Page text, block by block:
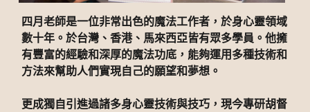
四月老師是一位非常出色的魔法工作者，於身心靈領域
數十年。於台灣、香港、馬來西亞皆有眾多學員。他擁
有豐富的經驗和深厚的魔法功底，能夠運用多種技術和
方法來幫助人們實現自己的願望和夢想。
更成獨自引進過諸多身心靈技術與技巧，現今專研胡督